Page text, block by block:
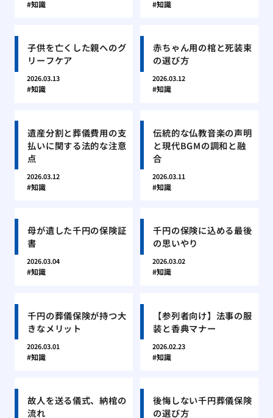
知識 知識
子供を亡くした親へのグ
リーフケア
2026.03.13
知識
赤ちゃん用の棺と死装束
の選び方
2026.03.12
知識
遺産分割と葬儀費用の支
払いに関する法的な注意
点
2026.03.12
知識
伝統的な仏教音楽の声明
と現代BGMの調和と融
合
2026.03.11
知識
母が遺した千円の保険証
書
2026.03.04
知識
千円の保険に込める最後
の思いやり
2026.03.02
知識
千円の葬儀保険が持つ大
きなメリット
2026.03.01
知識
【参列者向け】法事の服
装と香典マナー
2026.02.23
知識
故人を送る儀式、納棺の
流れ
後悔しない千円葬儀保険
の選び方